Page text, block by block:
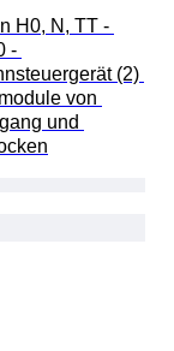
H0, N, TT -
-
(2)
von
und